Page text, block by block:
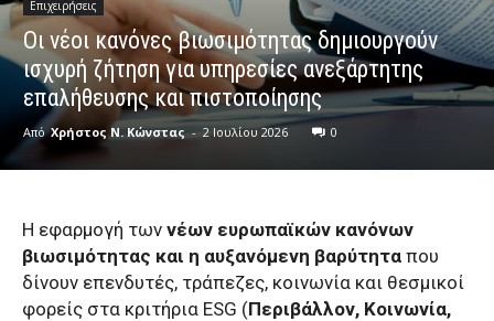
Επιχειρήσεις
Οι νέοι κανόνες βιωσιμότητας δημιουργούν
ισχυρή ζήτηση για υπηρεσίες ανεξάρτητης
επαλήθευσης και πιστοποίησης
Από Χρήστος Ν. Κώνστας - 2 Ιουλίου 2026 0
Η εφαρμογή των νέων ευρωπαϊκών κανόνων
βιωσιμότητας και η αυξανόμενη βαρύτητα που
δίνουν επενδυτές, τράπεζες, κοινωνία και θεσμικοί
φορείς στα κριτήρια ESG (Περιβάλλον, Κοινωνία,